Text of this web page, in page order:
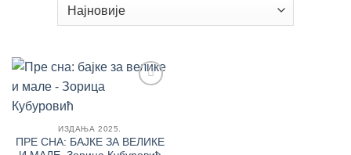
ИЗДАЊА 2025.
ПРЕ СНА: БАЈКЕ ЗА ВЕЛИКЕ